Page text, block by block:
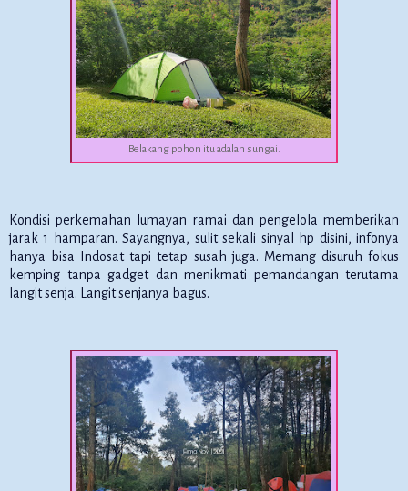
Belakang pohon itu adalah sungai.
Kondisi perkemahan lumayan ramai dan pengelola memberikan
jarak 1 hamparan. Sayangnya, sulit sekali sinyal hp disini, infonya
hanya bisa Indosat tapi tetap susah juga. Memang disuruh fokus
kemping tanpa gadget dan menikmati pemandangan terutama
langit senja. Langit senjanya bagus.